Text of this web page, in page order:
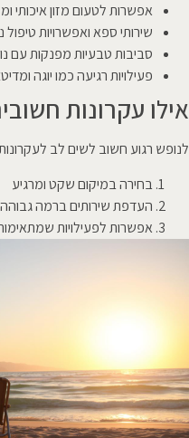
אפשרות לטעום מזון איכותי
שירותי ספא ואפשרויות טיפול
סביבות טבעיות מפנקות עם
פעילויות רגיעה כמו יוגה
אילו עקרונות
לנופש רגוע חשוב לשים לב
בחירה במיקום שקט ומרגיע
העדפת שירותים ברמה
אפשרות לפעילויות